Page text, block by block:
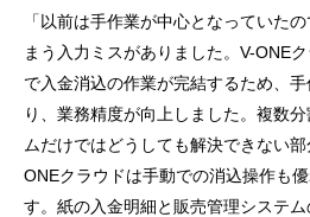
「以前は手作業が中心となっていた
まう入力ミスがありました。V-ONE
で入金消込の作業が完結するため、
り、業務精度が向上しました。複数
ムだけではどうしても解決できない
ONEクラウドは手動での消込操作も
す。紙の入金明細と販売管理システ